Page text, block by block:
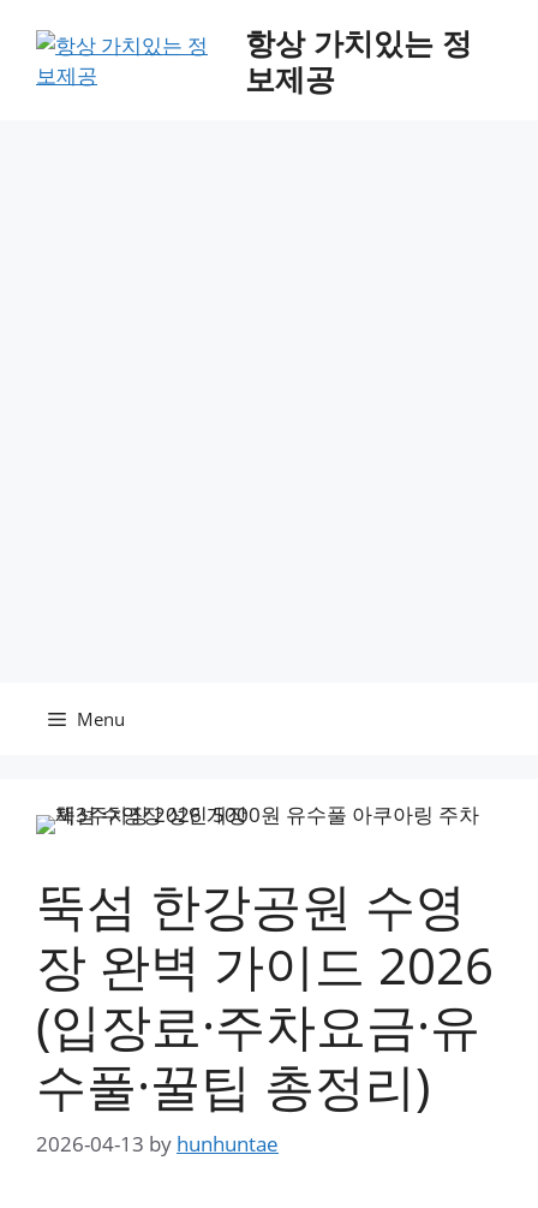
content
항상 가치있는 정
보제공
Menu
뚝섬 한강공원 수영
장 완벽 가이드 2026
(입장료·주차요금·유
수풀·꿀팁 총정리)
2026-04-13 by hunhuntae